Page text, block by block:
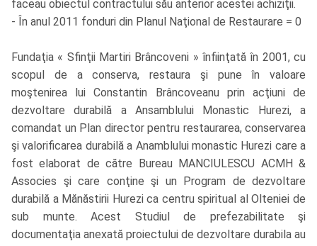
faceau obiectul contractului său anterior acestei achiziţii.
- În anul 2011 fonduri din Planul Naţional de Restaurare = 0
Fundaţia « Sfinţii Martiri Brâncoveni » înfiinţată în 2001, cu
scopul de a conserva, restaura şi pune în valoare
moştenirea lui Constantin Brâncoveanu prin acţiuni de
dezvoltare durabilă a Ansamblului Monastic Hurezi, a
comandat un Plan director pentru restaurarea, conservarea
şi valorificarea durabilă a Anamblului monastic Hurezi care a
fost elaborat de către Bureau MANCIULESCU ACMH &
Associes şi care conţine şi un Program de dezvoltare
durabilă a Mănăstirii Hurezi ca centru spiritual al Olteniei de
sub munte. Acest Studiul de prefezabilitate şi
documentaţia anexată proiectului de dezvoltare durabila au